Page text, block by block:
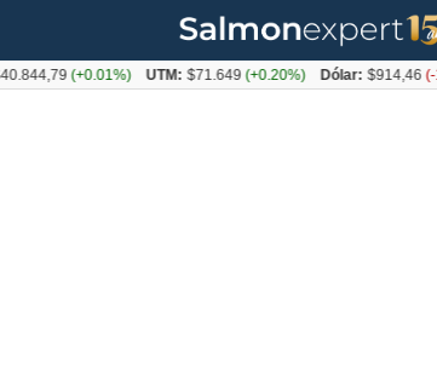
(+0.01%) UTM: $71.649(+0.20%) Dólar: $914,46(-1.13%)